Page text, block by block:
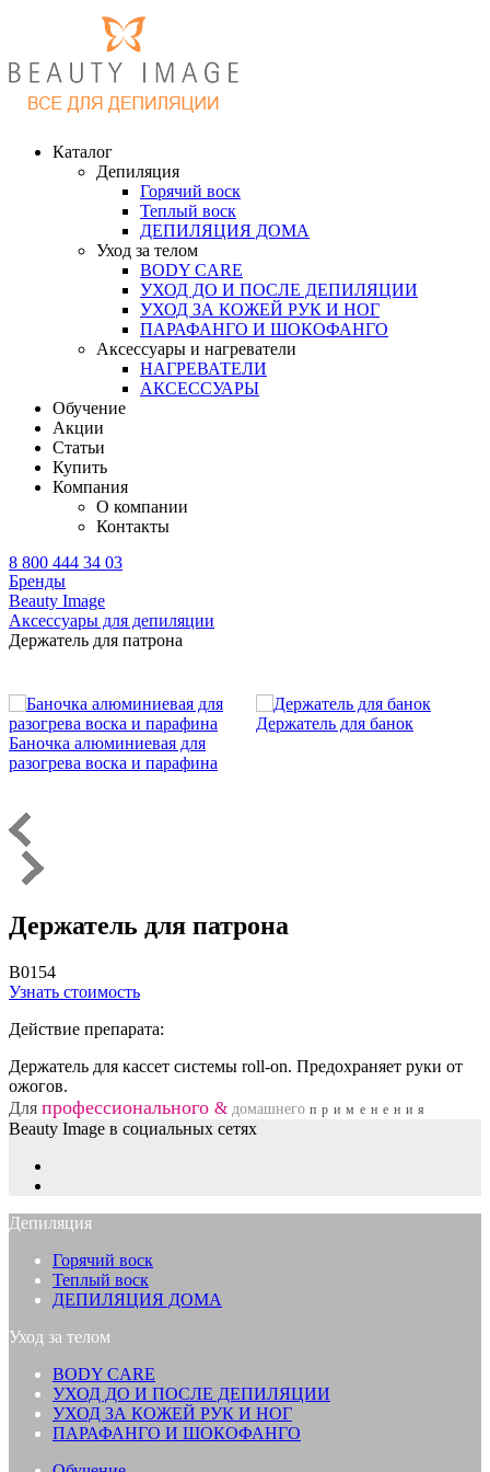
Каталог
Депиляция
Горячий воск
Теплый воск
ДЕПИЛЯЦИЯ ДОМА
Уход за телом
BODY CARE
УХОД ДО И ПОСЛЕ ДЕПИЛЯЦИИ
УХОД ЗА КОЖЕЙ РУК И НОГ
ПАРАФАНГО И ШОКОФАНГО
Аксессуары и нагреватели
НАГРЕВАТЕЛИ
АКСЕССУАРЫ
Обучение
Акции
Статьи
Купить
Компания
О компании
Контакты
8 800 444 34 03
Бренды
Beauty Image
Аксессуары для депиляции
Держатель для патрона
Баночка алюминиевая для
разогрева воска и парафина
Держатель для банок
Держатель для патрона
B0154
Узнать стоимость
Действие препарата:
Держатель для кассет системы roll-on. Предохраняет руки от
ожогов.
Для профессионального & домашнего применения
Beauty Image в социальных сетях
Депиляция
Горячий воск
Теплый воск
ДЕПИЛЯЦИЯ ДОМА
Уход за телом
BODY CARE
УХОД ДО И ПОСЛЕ ДЕПИЛЯЦИИ
УХОД ЗА КОЖЕЙ РУК И НОГ
ПАРАФАНГО И ШОКОФАНГО